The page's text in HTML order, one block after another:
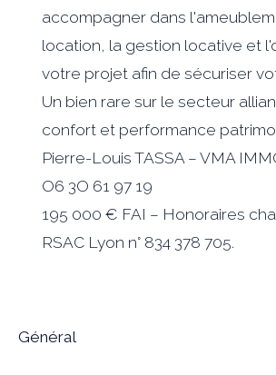
accompagner dans
location, la gestion locative et
votre projet afin de sécuriser
Un bien rare sur le secteur
confort et performance
Pierre-Louis TASSA – VMA
O6 3O 61 97 19
195 000 € FAI – Honoraires
RSAC Lyon n° 834 378 705.
général